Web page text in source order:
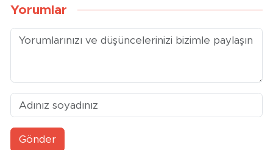
Yorumlar
Gönder